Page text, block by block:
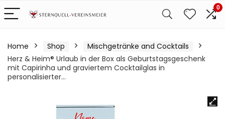
0
Home Shop
Mischgetränke and Cocktails
Herz & Heim® Urlaub in der Box als Geburtstagsgeschenk
mit Capirinha und graviertem Cocktailglas in
personalisierter…